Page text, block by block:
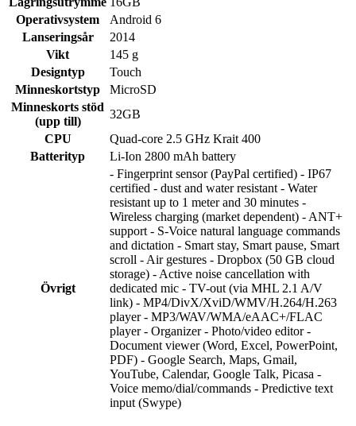
Operativsystem
Android 6
Lanseringsår
2014
Vikt
145 g
Designtyp
Touch
Minneskortstyp
MicroSD
Minneskorts stöd
(upp till)
32GB
CPU
Quad-core 2.5 GHz Krait 400
Batterityp
Li-Ion 2800 mAh battery
Övrigt
- Fingerprint sensor (PayPal certified) - IP67
certified - dust and water resistant - Water
resistant up to 1 meter and 30 minutes -
Wireless charging (market dependent) - ANT+
support - S-Voice natural language commands
and dictation - Smart stay, Smart pause, Smart
scroll - Air gestures - Dropbox (50 GB cloud
storage) - Active noise cancellation with
dedicated mic - TV-out (via MHL 2.1 A/V
link) - MP4/DivX/XviD/WMV/H.264/H.263
player - MP3/WAV/WMA/eAAC+/FLAC
player - Organizer - Photo/video editor -
Document viewer (Word, Excel, PowerPoint,
PDF) - Google Search, Maps, Gmail,
YouTube, Calendar, Google Talk, Picasa -
Voice memo/dial/commands - Predictive text
input (Swype)